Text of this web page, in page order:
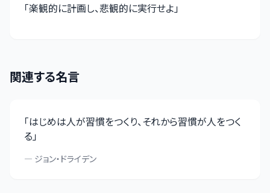
「楽観的に計画し、悲観的に実行せよ」
関連する名言
「はじめは人が習慣をつくり、それから習慣が人をつく
る」
— ジョン・ドライデン